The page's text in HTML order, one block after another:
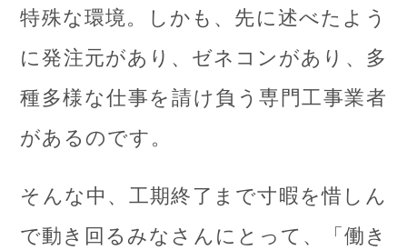
特殊な環境。しかも、先に述べたよう
に発注元があり、ゼネコンがあり、多
種多様な仕事を請け負う専門工事業者
があるのです。
そんな中、工期終了まで寸暇を惜しん
で動き回るみなさんにとって、「働き